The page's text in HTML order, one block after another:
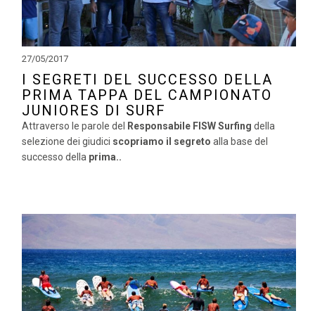
27/05/2017
I SEGRETI DEL SUCCESSO DELLA
PRIMA TAPPA DEL CAMPIONATO
JUNIORES DI SURF
Attraverso le parole del Responsabile FISW Surfing della
selezione dei giudici scopriamo il segreto alla base del
successo della prima..